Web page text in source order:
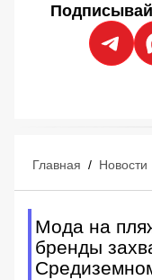
Главная / Новости
Мода на
бренды